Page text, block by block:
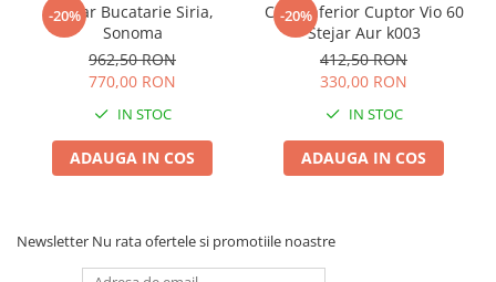
-20%
Coltar Bucatarie Siria,
Sonoma
962,50 RON
770,00 RON
IN STOC
ADAUGA IN COS
-20%
Corp Inferior Cuptor Vio 60
Stejar Aur k003
412,50 RON
330,00 RON
IN STOC
ADAUGA IN COS
Newsletter Nu rata ofertele si promotiile noastre